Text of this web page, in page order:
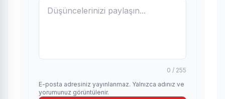
0 / 255
E-posta adresiniz yayınlanmaz. Yalnızca adınız ve
yorumunuz görüntülenir.